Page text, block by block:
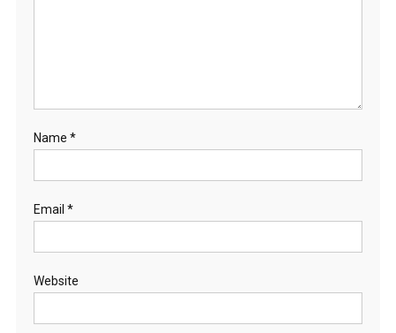
Name *
Email *
Website